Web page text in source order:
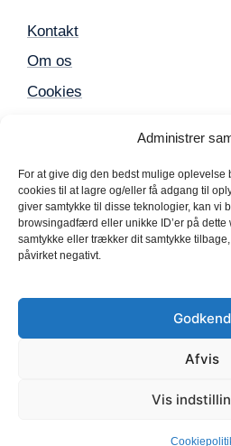
Administrer
For at give dig den bedst mulige oplevelse
cookies til at lagre og/eller få adgang til
giver samtykke til disse teknologier, kan vi
browsingadfærd eller unikke ID’er på
samtykke eller trækker dit samtykke
påvirket negativt.
Godkend
Afvis
Vis
Kontakt
Om os
Cookies
Populære produkter
Mobil
iPhone
Marketing